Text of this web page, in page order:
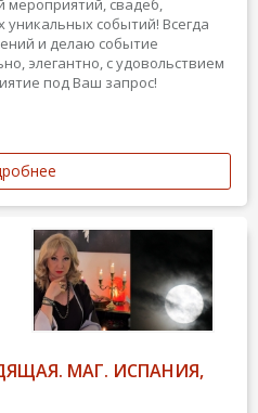
мероприятий, свадеб,
уникальных событий! Всегда
и делаю событие
элегантно, с удовольствием
под Ваш запрос!
МАГ. ИСПАНИЯ,